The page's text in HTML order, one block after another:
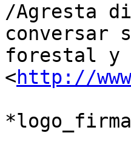
/Agresta
conversar
forestal y
<http://